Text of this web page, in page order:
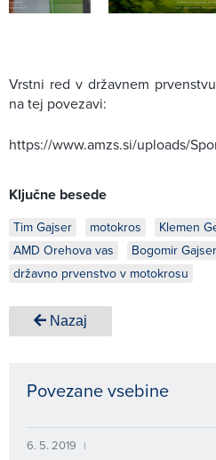
Vrstni red v državnem
na tej povezavi:
https://www.amzs.si/uploads/
Ključne besede
Tim Gajser motokros Klemen
AMD Orehova vas
Bogomir Gajser
državno prvenstvo v motokrosu
Nazaj
Povezane vsebine
6. 5. 2019 |